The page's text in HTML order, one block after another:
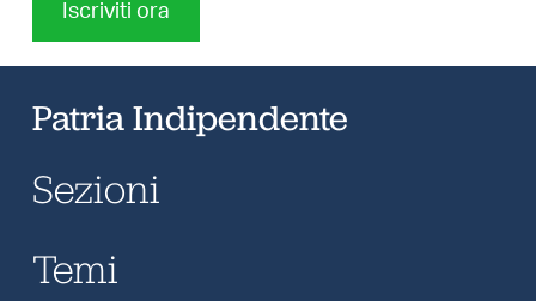
Iscriviti ora
Patria Indipendente
Sezioni
Temi